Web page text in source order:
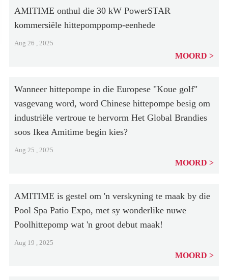
AMITIME onthul die 30 kW PowerSTAR
kommersiële hittepomppomp-eenhede
Aug 26 , 2025
MOORD
Wanneer hittepompe in die Europese "Koue golf"
vasgevang word, word Chinese hittepompe besig om
industriële vertroue te hervorm Het Global Brandies
soos Ikea Amitime begin kies?
Aug 25 , 2025
MOORD
AMITIME is gestel om 'n verskyning te maak by die
Pool Spa Patio Expo, met sy wonderlike nuwe
Poolhittepomp wat 'n groot debut maak!
Aug 19 , 2025
MOORD